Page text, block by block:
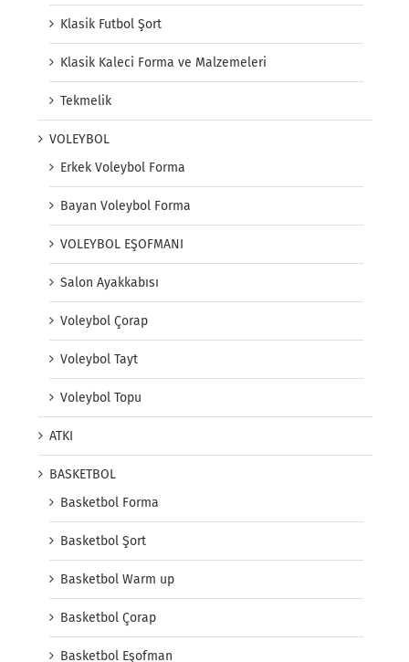
Klasik Futbol Şort
Klasik Kaleci Forma ve Malzemeleri
Tekmelik
VOLEYBOL
Erkek Voleybol Forma
Bayan Voleybol Forma
VOLEYBOL EŞOFMANI
Salon Ayakkabısı
Voleybol Çorap
Voleybol Tayt
Voleybol Topu
ATKI
BASKETBOL
Basketbol Forma
Basketbol Şort
Basketbol Warm up
Basketbol Çorap
Basketbol Eşofman